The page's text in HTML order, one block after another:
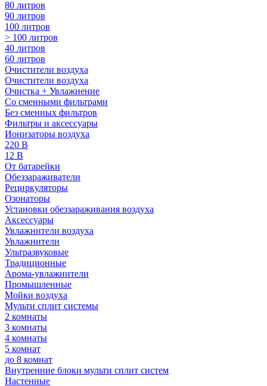
80 литров
90 литров
100 литров
> 100 литров
40 литров
60 литров
Очистители воздуха
Очистители воздуха
Очистка + Увлажнение
Cо сменными фильтрами
Без сменных фильтров
Фильтры и аксессуары
Ионизаторы воздуха
220 В
12 В
От батарейки
Обеззараживатели
Рециркуляторы
Озонаторы
Установки обеззараживания воздуха
Аксессуары
Увлажнители воздуха
Увлажнители
Ультразвуковые
Традиционные
Арома-увлажнители
Промышленные
Мойки воздуха
Мульти сплит системы
2 комнаты
3 комнаты
4 комнаты
5 комнат
до 8 комнат
Внутренние блоки мульти сплит систем
Настенные